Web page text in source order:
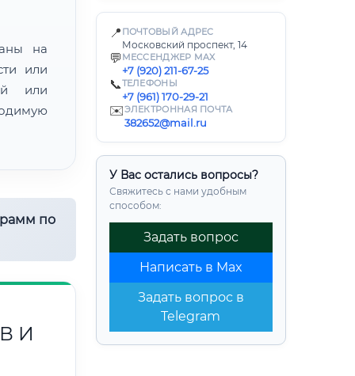
📍 ПОЧТОВЫЙ АДРЕС
Московский проспект, 14
💬 МЕССЕНДЖЕР MAX
+7 (920) 211-67-25
📞ТЕЛЕФОНЫ
+7 (961) 170-29-21
✉️ЭЛЕКТРОННАЯ ПОЧТА
382652@mail.ru
У Вас остались вопросы?
Свяжитесь с нами удобным
способом:
Задать вопрос
Написать в Max
Задать вопрос в
Telegram
на
или
или
по
И